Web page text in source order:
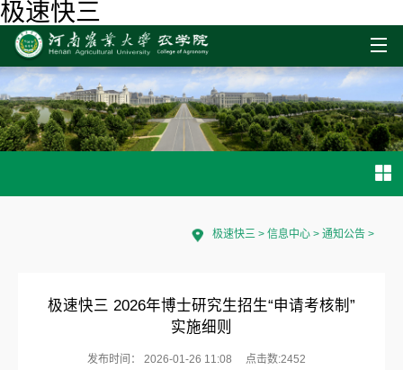
极速快三
极速快三 > 信息中心 > 通知公告 >
极速快三 2026年博士研究生招生“申请考核制”
实施细则
发布时间： 2026-01-26 11:08 点击数:2452